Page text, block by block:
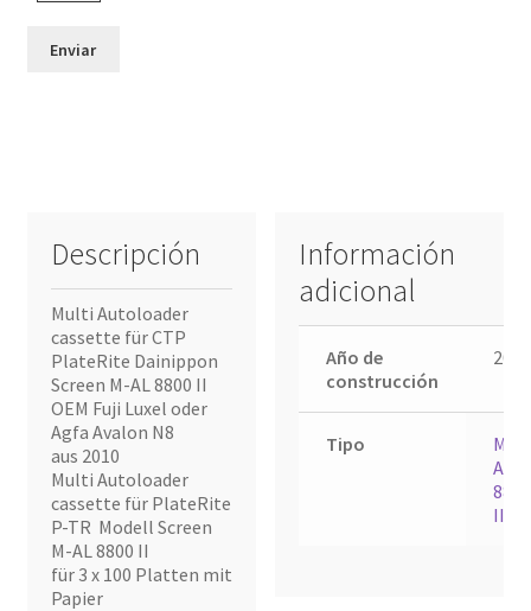
Descripción
Multi Autoloader
cassette für CTP
PlateRite Dainippon
Screen M-AL 8800 II
OEM Fuji Luxel oder
Agfa Avalon N8
aus 2010
Multi Autoloader
cassette für PlateRite
P-TR Modell Screen
M-AL 8800 II
für 3 x 100 Platten mit
Papier
Información
adicional
Año de
construcción
2010
Tipo
M-
AL
8800
II